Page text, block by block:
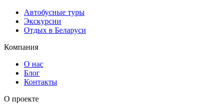
Автобусные туры
Экскурсии
Отдых в Беларуси
Компания
О нас
Блог
Контакты
О проекте